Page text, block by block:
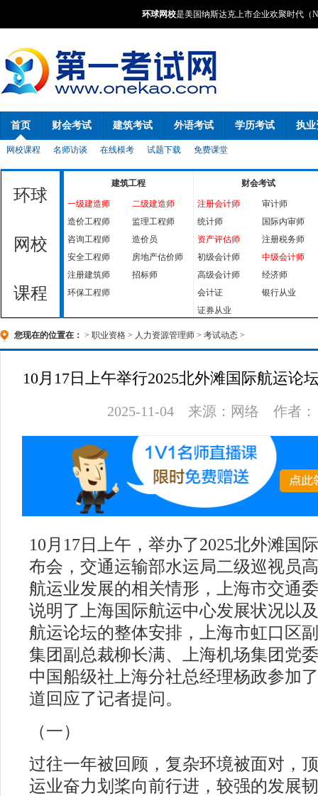
环球网校是美国纳斯达克上市企业欢聚时代（
首页
网校课程 名师访谈 在线模考 试题下载 免费课堂
财会考试 建筑考试 外语考试 学历考试 执业
环球
网校
课程
建筑工程
一级建造师
二级建造师
造价工程师
监理工程师
咨询工程师
造价员
安全工程师
房地产估价师
注册建筑师
招标师
环保工程师
财会考试
注册会计师
审计师
统计师
国际内审师
资产评估师
注册税务师
初级会计师
中级会计师
高级会计师
经济师
会计证
银行从业
证券从业
您现在的位置在： > 职业资格 > 人力资源管理师 > 考试动态 >
10月17日上午举行2025北外滩国际航运论
了啥？
2025-11-04 来源：网络 作者：
10月17日上午，举办了2025北外滩国
布会，交通运输部水运局二级巡视员
航运业发展的相关情形，上海市交通
说明了上海国际航运中心发展状况以
航运论坛的整体安排，上海市虹口区
集团副总裁柳长满、上海机场集团党
中国船级社上海分社总经理杨政参加
道回应了记者提问。
（一）
过往一年被回顾，复杂环境被面对，
运业奋力划桨向前行进，较强的发展